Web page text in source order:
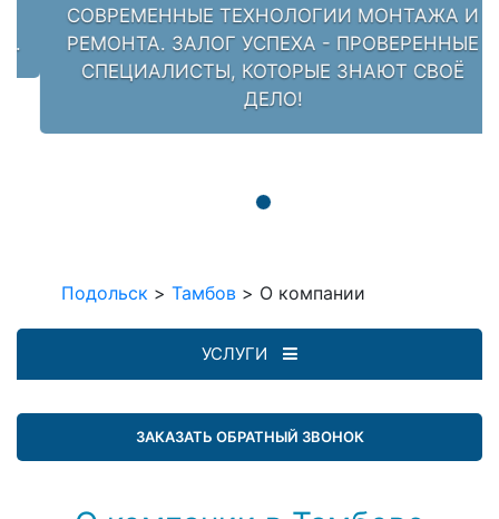
СОВРЕМЕННЫЕ ТЕХНОЛОГИИ МОНТАЖА И
РЕМОНТА. ЗАЛОГ УСПЕХА - ПРОВЕРЕННЫЕ
СПЕЦИАЛИСТЫ, КОТОРЫЕ ЗНАЮТ СВОЁ
ДЕЛО!
Подольск > Тамбов > О компании
УСЛУГИ
ЗАКАЗАТЬ ОБРАТНЫЙ ЗВОНОК